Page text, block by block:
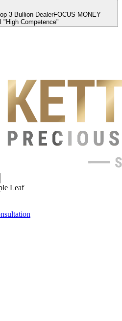
3 Bullion DealerFOCUS MONEY
"High Competence"
Leaf